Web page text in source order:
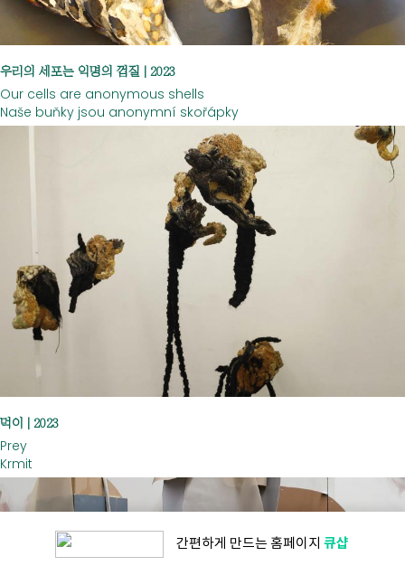
우리의 세포는 익명의 껍질 | 2023
Our cells are anonymous shells
Naše buňky jsou anonymní skořápky
먹이 | 2023
Prey
Krmit
간편하게 만드는 홈페이지 큐샵